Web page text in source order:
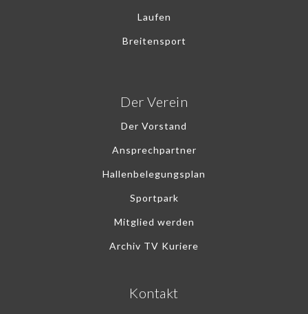
Laufen
Breitensport
Der Verein
Der Vorstand
Ansprechpartner
Hallenbelegungsplan
Sportpark
Mitglied werden
Archiv TV Kuriere
Kontakt